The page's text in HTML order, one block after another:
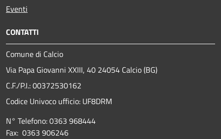
Eventi
CONTATTI
Comune di Calcio
Via Papa Giovanni XXIII, 40 24054 Calcio (BG)
C.F./P.I.: 00372530162
Codice Univoco ufficio: UF8DRM
N° Telefono: 0363 968444
Fax: 0363 906246